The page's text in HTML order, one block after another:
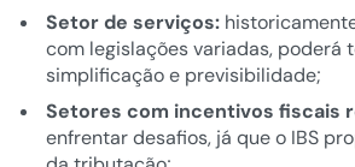
Setor de serviços:
com legislações variadas, poderá
simplificação e previsibilidade;
Setores com incentivos fiscais
enfrentar desafios, já que o IBS